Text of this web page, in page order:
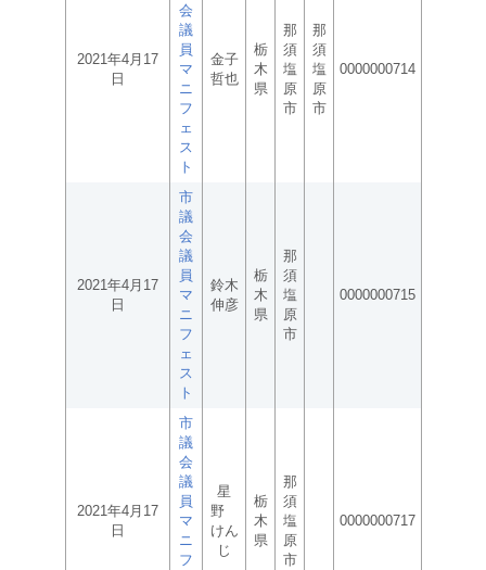
2021年4月17
日
会
議
員
マ
ニ
フ
ェ
ス
ト
金子
哲也
栃
木
県
那
須
塩
原
市
那
須
塩
原
市
0000000714
2021年4月17
日
市
議
会
議
員
マ
ニ
フ
ェ
ス
ト
鈴木
伸彦
栃
木
県
那
須
塩
原
市
0000000715
2021年4月17
日
市
議
会
議
員
マ
ニ
フ
星
野
けん
じ
栃
木
県
那
須
塩
原
市
0000000717